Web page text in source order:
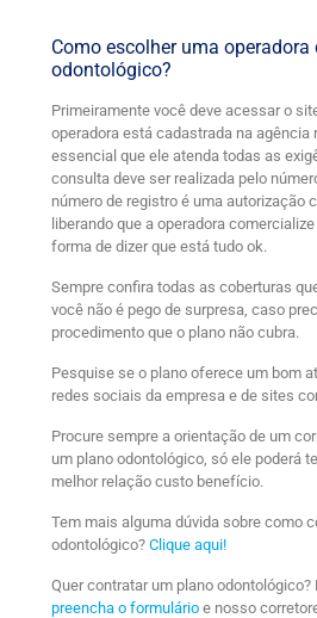
Como escolher uma operadora
odontológico?
Primeiramente você deve acessar o
operadora está cadastrada na agência
essencial que ele atenda todas as
consulta deve ser realizada pelo
número de registro é uma autorização
liberando que a operadora
forma de dizer que está tudo ok.
Sempre confira todas as coberturas
você não é pego de surpresa, caso
procedimento que o plano não cubra.
Pesquise se o plano oferece um bom
redes sociais da empresa e de sites
Procure sempre a orientação de um
um plano odontológico, só ele poderá
melhor relação custo benefício.
Tem mais alguma dúvida sobre como
odontológico? Clique aqui!
Quer contratar um plano odontológico?
preencha o formulário e nosso